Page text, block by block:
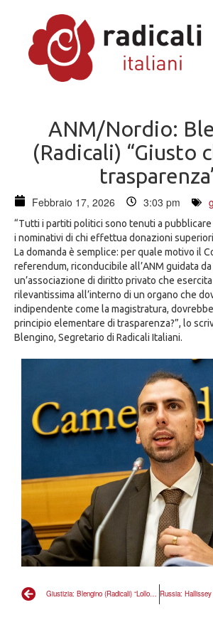
ANM/Nordio:
(Radicali) “Giusto
Febbraio 17, 2026 3:03 pm
Giustizia: Blengino (Radicali) “Lollobrigida non ha letto bene la riforma, fa un favore al NO”
“Tutti i partiti politici sono tenuti a
i nominativi di chi effettua donazioni
La domanda è semplice: per quale motivo il
referendum, riconducibile all’ANM guidata da
un’associazione di diritto privato che
rilevantissima all’interno di un organo che
indipendente come la magistratura,
principio elementare di trasparenza?”, lo
Blengino, Segretario di Radicali Italiani.